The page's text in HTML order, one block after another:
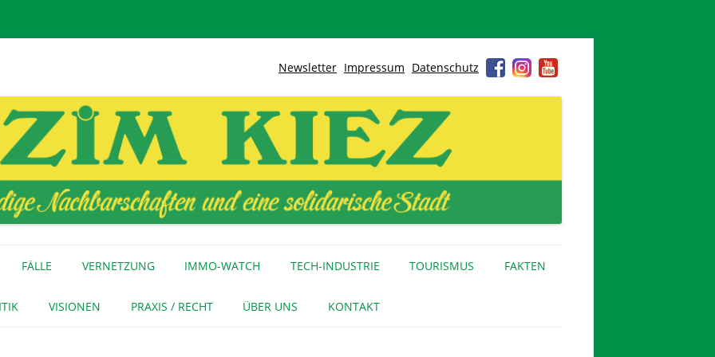
Newsletter Impressum Datenschutz
Inhalt
springen
MEDIENECHO
FÄLLE
GEWERBE
VERNETZUNG
INITIATIVEN
IMMO-WATCH TECH-INDUSTRIE TOURISMUS FAKTEN
VISIONEN PRAXIS / RECHT ÜBER UNS KONTAKT